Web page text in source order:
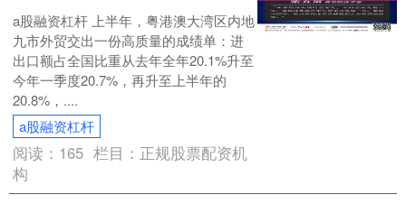
a股融资杠杆 上半年，粤港澳大湾区内地
九市外贸交出一份高质量的成绩单：进
出口额占全国比重从去年全年20.1%升至
今年一季度20.7%，再升至上半年的
20.8%，....
a股融资杠杆
阅读： 165 栏目： 正规股票配资机
构